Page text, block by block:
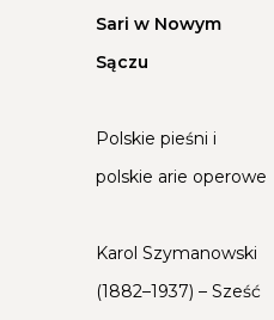
Sari w Nowym
Sączu
Polskie pieśni i
polskie arie operowe
Karol Szymanowski
(1882–1937) – Sześć